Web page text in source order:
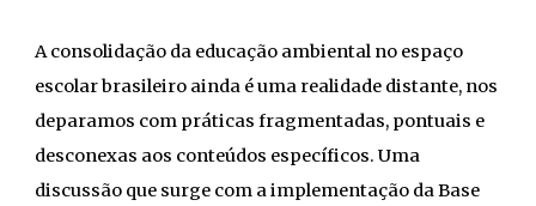
A consolidação da educação ambiental no espaço
escolar brasileiro ainda é uma realidade distante, nos
deparamos com práticas fragmentadas, pontuais e
desconexas aos conteúdos específicos. Uma
discussão que surge com a implementação da Base